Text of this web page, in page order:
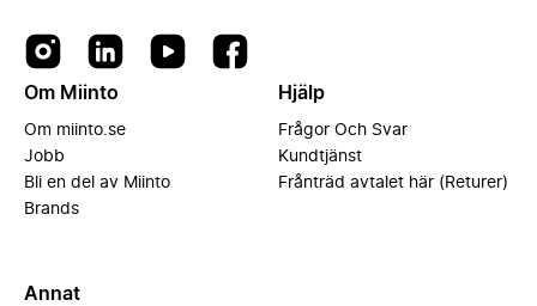
Om Miinto
Om miinto.se
Jobb
Bli en del av Miinto
Brands
Hjälp
Frågor Och Svar
Kundtjänst
Frånträd avtalet här (Returer)
Annat